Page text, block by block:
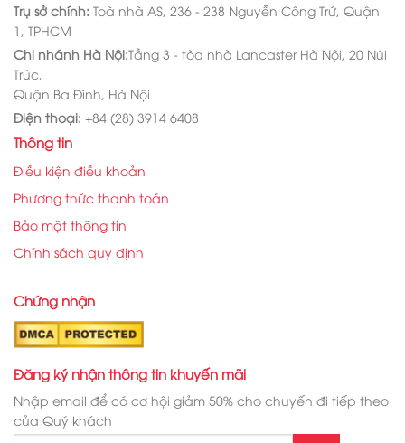
Trụ sở chính: Toà nhà AS, 236 - 238 Nguyễn Công Trứ, Quận
1, TPHCM
Chi nhánh Hà Nội:Tầng 3 - tòa nhà Lancaster Hà Nội, 20 Núi
Trúc,
Quận Ba Đình, Hà Nội
Điện thoại: +84 (28) 3914 6408
Thông tin
Điều kiện điều khoản
Phương thức thanh toán
Bảo mật thông tin
Chính sách quy định
Chứng nhận
Đăng ký nhận thông tin khuyến mãi
Nhập email để có cơ hội giảm 50% cho chuyến đi tiếp theo
của Quý khách